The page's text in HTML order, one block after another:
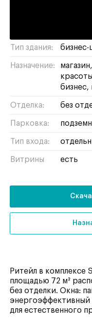
Тип здания: бизнес-
Назначение: магазин
бизнес
Отделка: без
Парковка:
Тип входа:
Витрины есть
Ритейл в комплексе
площадью 72 м²
без отделки. Окна:
энергоэффективный
для естественного